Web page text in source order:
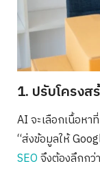
1. ปรับโครงส
AI จะเลือกเนื้อหา
“ส่งข้อมูลให้
SEOจึงต้องลึกกว่